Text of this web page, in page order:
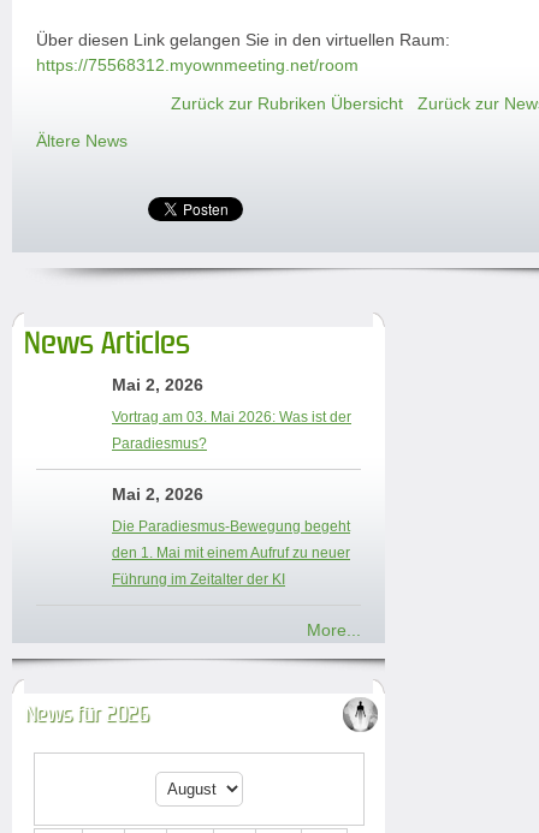
Über diesen Link gelangen Sie in den virtuellen Raum:
https://75568312.myownmeeting.net/room
Zurück zur Rubriken Übersicht
Zurück zur
Ältere News
News Articles
Mai 2, 2026
Vortrag am 03. Mai 2026: Was ist der
Paradiesmus?
Mai 2, 2026
Die Paradiesmus-Bewegung begeht
den 1. Mai mit einem Aufruf zu neuer
Führung im Zeitalter der KI
More...
News für 2026